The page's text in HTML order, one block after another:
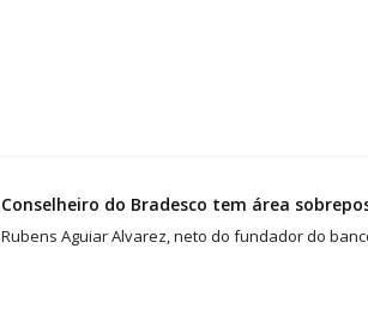
Conselheiro do Bradesco tem área
Rubens Aguiar Alvarez, neto do fundador do